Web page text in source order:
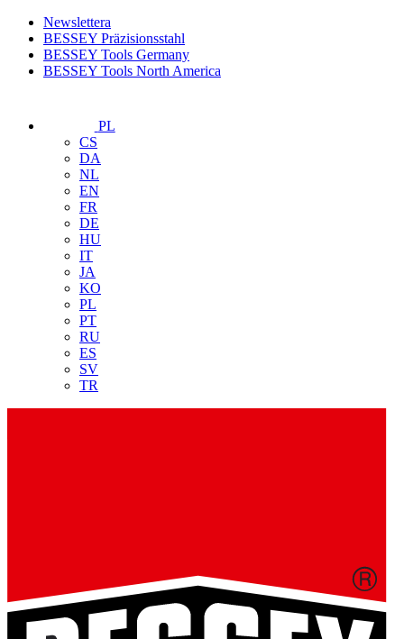
Newslettera
BESSEY Präzisionsstahl
BESSEY Tools Germany
BESSEY Tools North America
PL
CS
DA
NL
EN
FR
DE
HU
IT
JA
KO
PL
PT
RU
ES
SV
TR